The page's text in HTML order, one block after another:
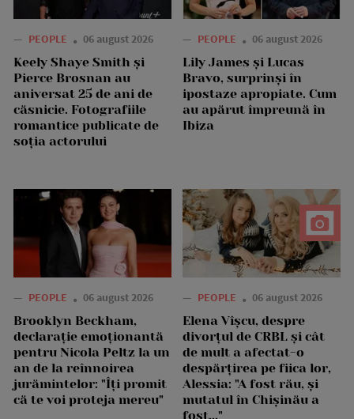
— PEOPLE 06 august 2026
Keely Shaye Smith și
Pierce Brosnan au
aniversat 25 de ani de
căsnicie. Fotografiile
romantice publicate de
soția actorului
— PEOPLE 06 august 2026
Lily James și Lucas
Bravo, surprinși în
ipostaze apropiate. Cum
au apărut împreună în
Ibiza
— PEOPLE 06 august 2026
Brooklyn Beckham,
declarație emoționantă
pentru Nicola Peltz la un
an de la reînnoirea
jurămintelor: "Îți promit
că te voi proteja mereu"
— PEOPLE 06 august 2026
Elena Vîșcu, despre
divorțul de CRBL și cât
de mult a afectat-o
despărțirea pe fiica lor,
Alessia: "A fost rău, și
mutatul în Chișinău a
fost..."